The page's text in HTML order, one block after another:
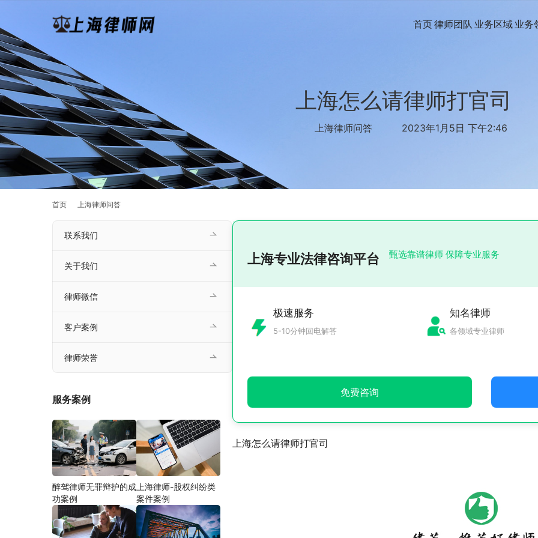
首页律师团队 业务区域 业务
上海怎么请律师打官司
上海律师问答 2023年1月5日 下午2:46
首页 上海律师问答
上海专业法律咨询平台 甄选靠谱律师 保障专业服务
极速服务
5-10分钟回电解答
知名律师
各领域专业律师
免费咨询
上海怎么请律师打官司
联系我们
关于我们
律师微信
客户案例
律师荣誉
服务案例
醉驾律师无罪辩护的成
功案例
上海律师-股权纠纷类
案件案例